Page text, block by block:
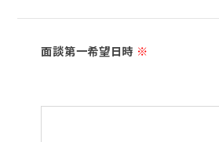
面談第一希望日時 ※